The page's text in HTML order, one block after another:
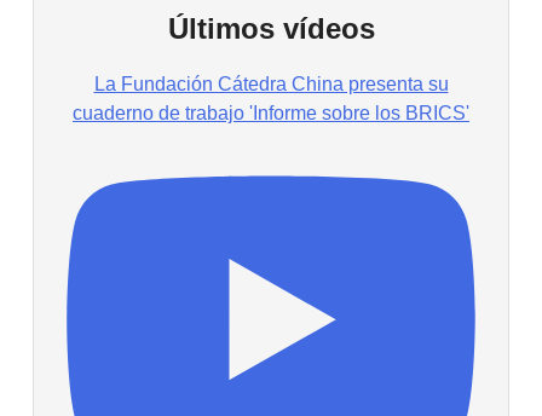
Últimos vídeos
La Fundación Cátedra China presenta su
cuaderno de trabajo 'Informe sobre los BRICS'